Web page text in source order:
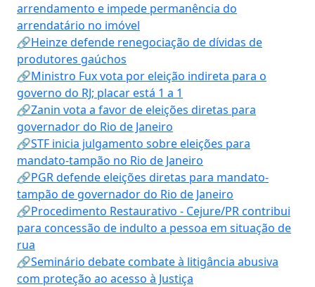
arrendamento e impede permanência do
arrendatário no imóvel
🔗Heinze defende renegociação de dívidas de
produtores gaúchos
🔗Ministro Fux vota por eleição indireta para o
governo do RJ; placar está 1 a 1
🔗Zanin vota a favor de eleições diretas para
governador do Rio de Janeiro
🔗STF inicia julgamento sobre eleições para
mandato-tampão no Rio de Janeiro
🔗PGR defende eleições diretas para mandato-
tampão de governador do Rio de Janeiro
🔗Procedimento Restaurativo - Cejure/PR contribui
para concessão de indulto a pessoa em situação de
rua
🔗Seminário debate combate à litigância abusiva
com proteção ao acesso à Justiça